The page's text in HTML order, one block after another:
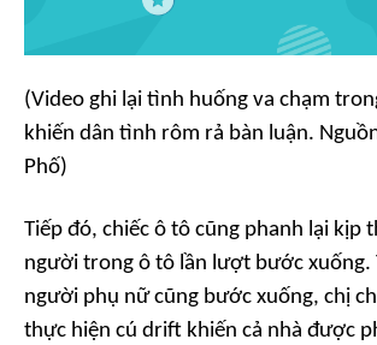
(Video ghi lại tình huống va chạm
khiến dân tình rôm rả bàn luận.
Phố)
Tiếp đó, chiếc ô tô cũng phanh lại kịp
người trong ô tô lần lượt bước xuống.
người phụ nữ cũng bước xuống, chị
thực hiện cú drift khiến cả nhà được